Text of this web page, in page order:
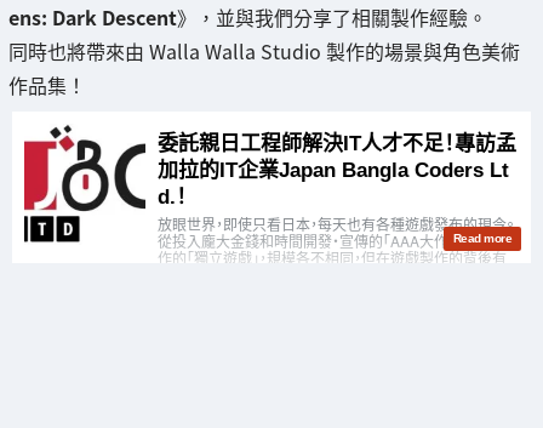
ens: Dark Descent》，並與我們分享了相關製作經驗。
同時也將帶來由 Walla Walla Studio 製作的場景與角色美術
作品集！